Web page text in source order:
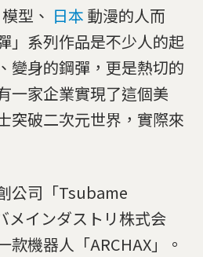
模型、 日本 動漫的人而
」系列作品是不少人的起
變身的鋼彈，更是熱切的
一家企業實現了這個美
突破二次元世界，實際來
公司「Tsubame
インダストリ株式会
款機器人「ARCHAX」。